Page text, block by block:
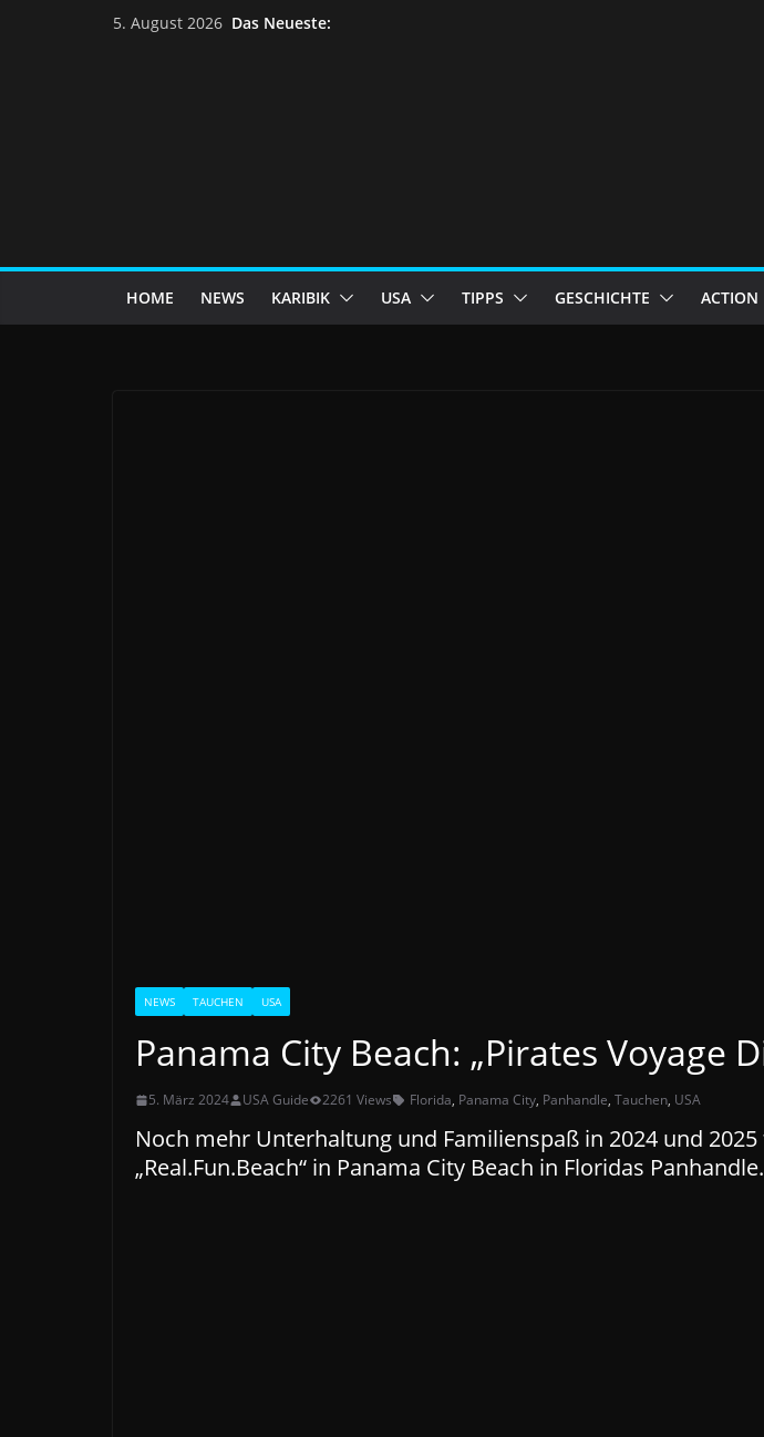
5. August 2026 Das Neueste:
HOME NEWS KARIBIK USA TIPPS GESCHICHTE ACTION
NEWS TAUCHEN USA
Panama City Beach: „Pirates Voyage
5. März 2024 USA Guide 2261 Views Florida, Panama City, Panhandle, Tauchen, USA
Noch mehr Unterhaltung und Familienspaß in 2024 und
„Real.Fun.Beach“ in Panama City Beach in Floridas Panhandle.